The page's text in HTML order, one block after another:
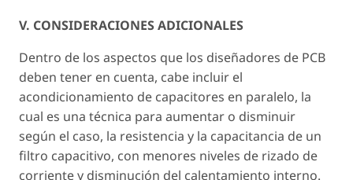
V. CONSIDERACIONES ADICIONALES
Dentro de los aspectos que los diseñadores de PCB
deben tener en cuenta, cabe incluir el
acondicionamiento de capacitores en paralelo, la
cual es una técnica para aumentar o disminuir
según el caso, la resistencia y la capacitancia de un
filtro capacitivo, con menores niveles de rizado de
corriente y disminución del calentamiento interno.